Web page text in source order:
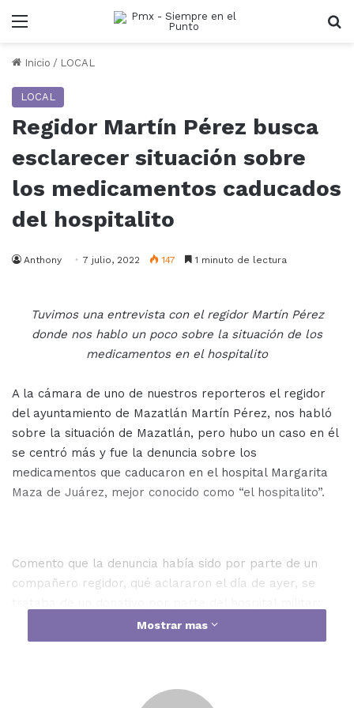
Menu
Inicio / LOCAL
LOCAL
Regidor Martín Pérez busca
esclarecer situación sobre
los medicamentos caducados
del hospitalito
Anthony 7 julio, 2022 147 1 minuto de lectura
Tuvimos una entrevista con el regidor Martín Pérez
donde nos hablo un poco sobre la situación de los
medicamentos en el hospitalito
A la cámara de uno de nuestros reporteros el regidor
del ayuntamiento de Mazatlán Martín Pérez, nos habló
sobre la situación de Mazatlán, pero hubo un caso en él
se centró más y fue la denuncia sobre los
medicamentos que caducaron en el hospital Margarita
Maza de Juárez, mejor conocido como “el hospitalito”.
Comento que la denuncia había sido por parte de un
compañero regidor, qué aclararon el día de ayer, se
“Lo que nosotros desde nuestra posición solicitamos a
la autoridad correspondiente o al propio presidente es
para determinar el volumen de medicamento que
Mostrar mas